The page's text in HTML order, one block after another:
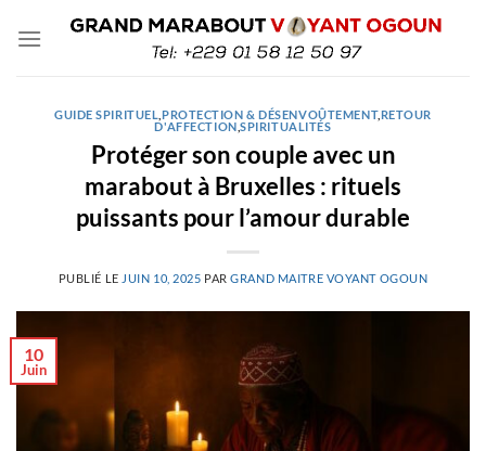
GUIDE SPIRITUEL PROTECTION & DÉSENVOÛTEMENT,RETOUR
D'AFFECTION ,SPIRITUALITÉS
Protéger son couple avec un
marabout à Bruxelles : rituels
puissants pour l’amour durable
PUBLIÉ LE JUIN 10, 2025 PARGRAND MAITRE VOYANT OGOUN
10
Juin